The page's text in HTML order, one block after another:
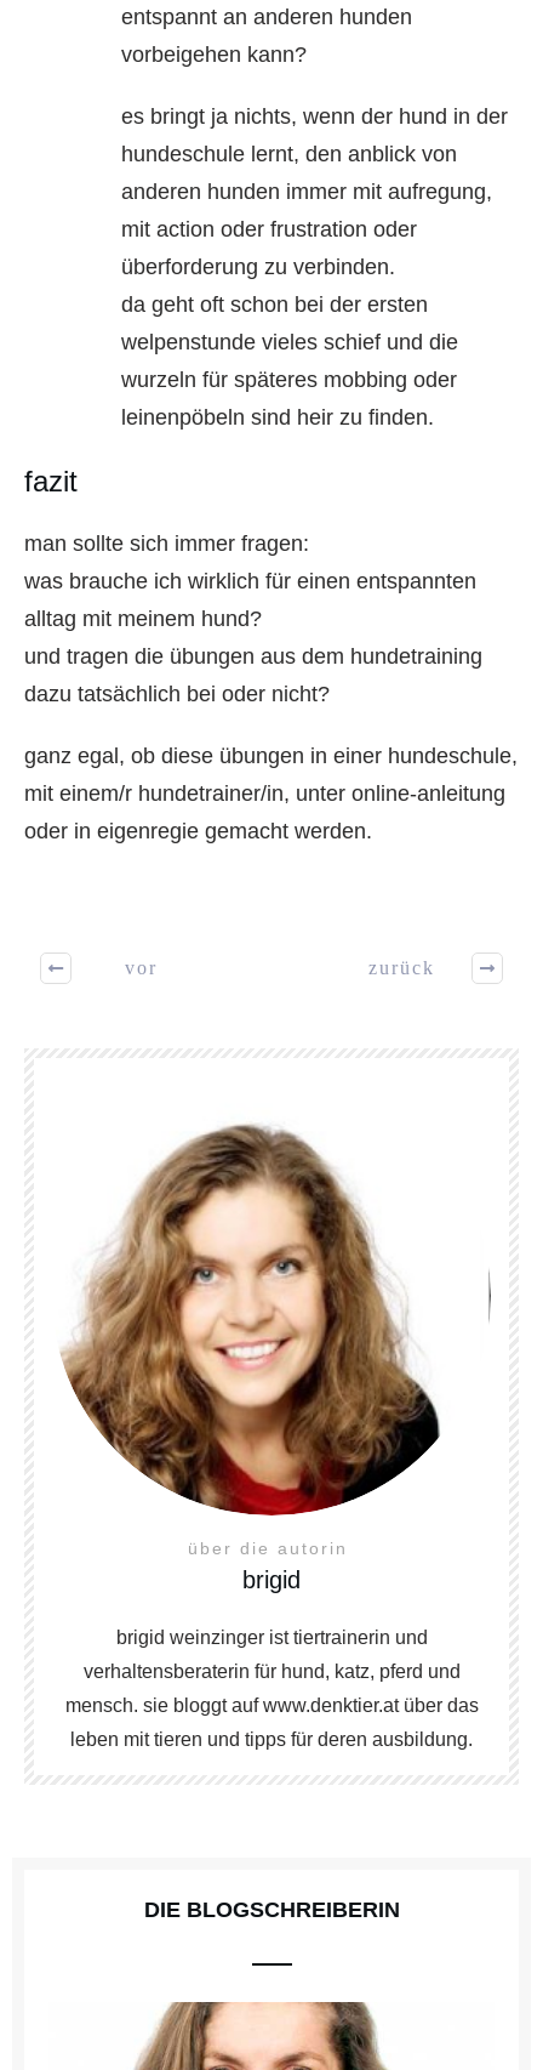
entspannt an anderen hunden
vorbeigehen kann?
es bringt ja nichts, wenn der hund in der
hundeschule lernt, den anblick von
anderen hunden immer mit aufregung,
mit action oder frustration oder
überforderung zu verbinden.
da geht oft schon bei der ersten
welpenstunde vieles schief und die
wurzeln für späteres mobbing oder
leinenpöbeln sind heir zu finden.
fazit
man sollte sich immer fragen:
was brauche ich wirklich für einen entspannten
alltag mit meinem hund?
und tragen die übungen aus dem hundetraining
dazu tatsächlich bei oder nicht?
ganz egal, ob diese übungen in einer hundeschule,
mit einem/r hundetrainer/in, unter online-anleitung
oder in eigenregie gemacht werden.
vor zurück
über die autorin
brigid
brigid weinzinger ist tiertrainerin und
verhaltensberaterin für hund, katz, pferd und
mensch. sie bloggt auf www.denktier.at über das
leben mit tieren und tipps für deren ausbildung.
DIE BLOGSCHREIBERIN